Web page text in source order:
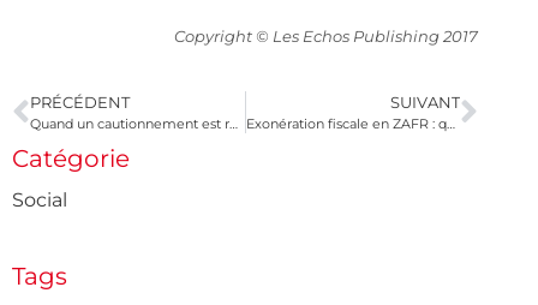
Copyright © Les Echos Publishing 2017
PRÉCÉDENT
Quand un cautionnement est rédigé par la secrétaire du dirigeant
SUIVANT
Exonération fiscale en ZAFR : qu’est-ce qu’une activité nouvelle ?
Catégorie
Social
Tags